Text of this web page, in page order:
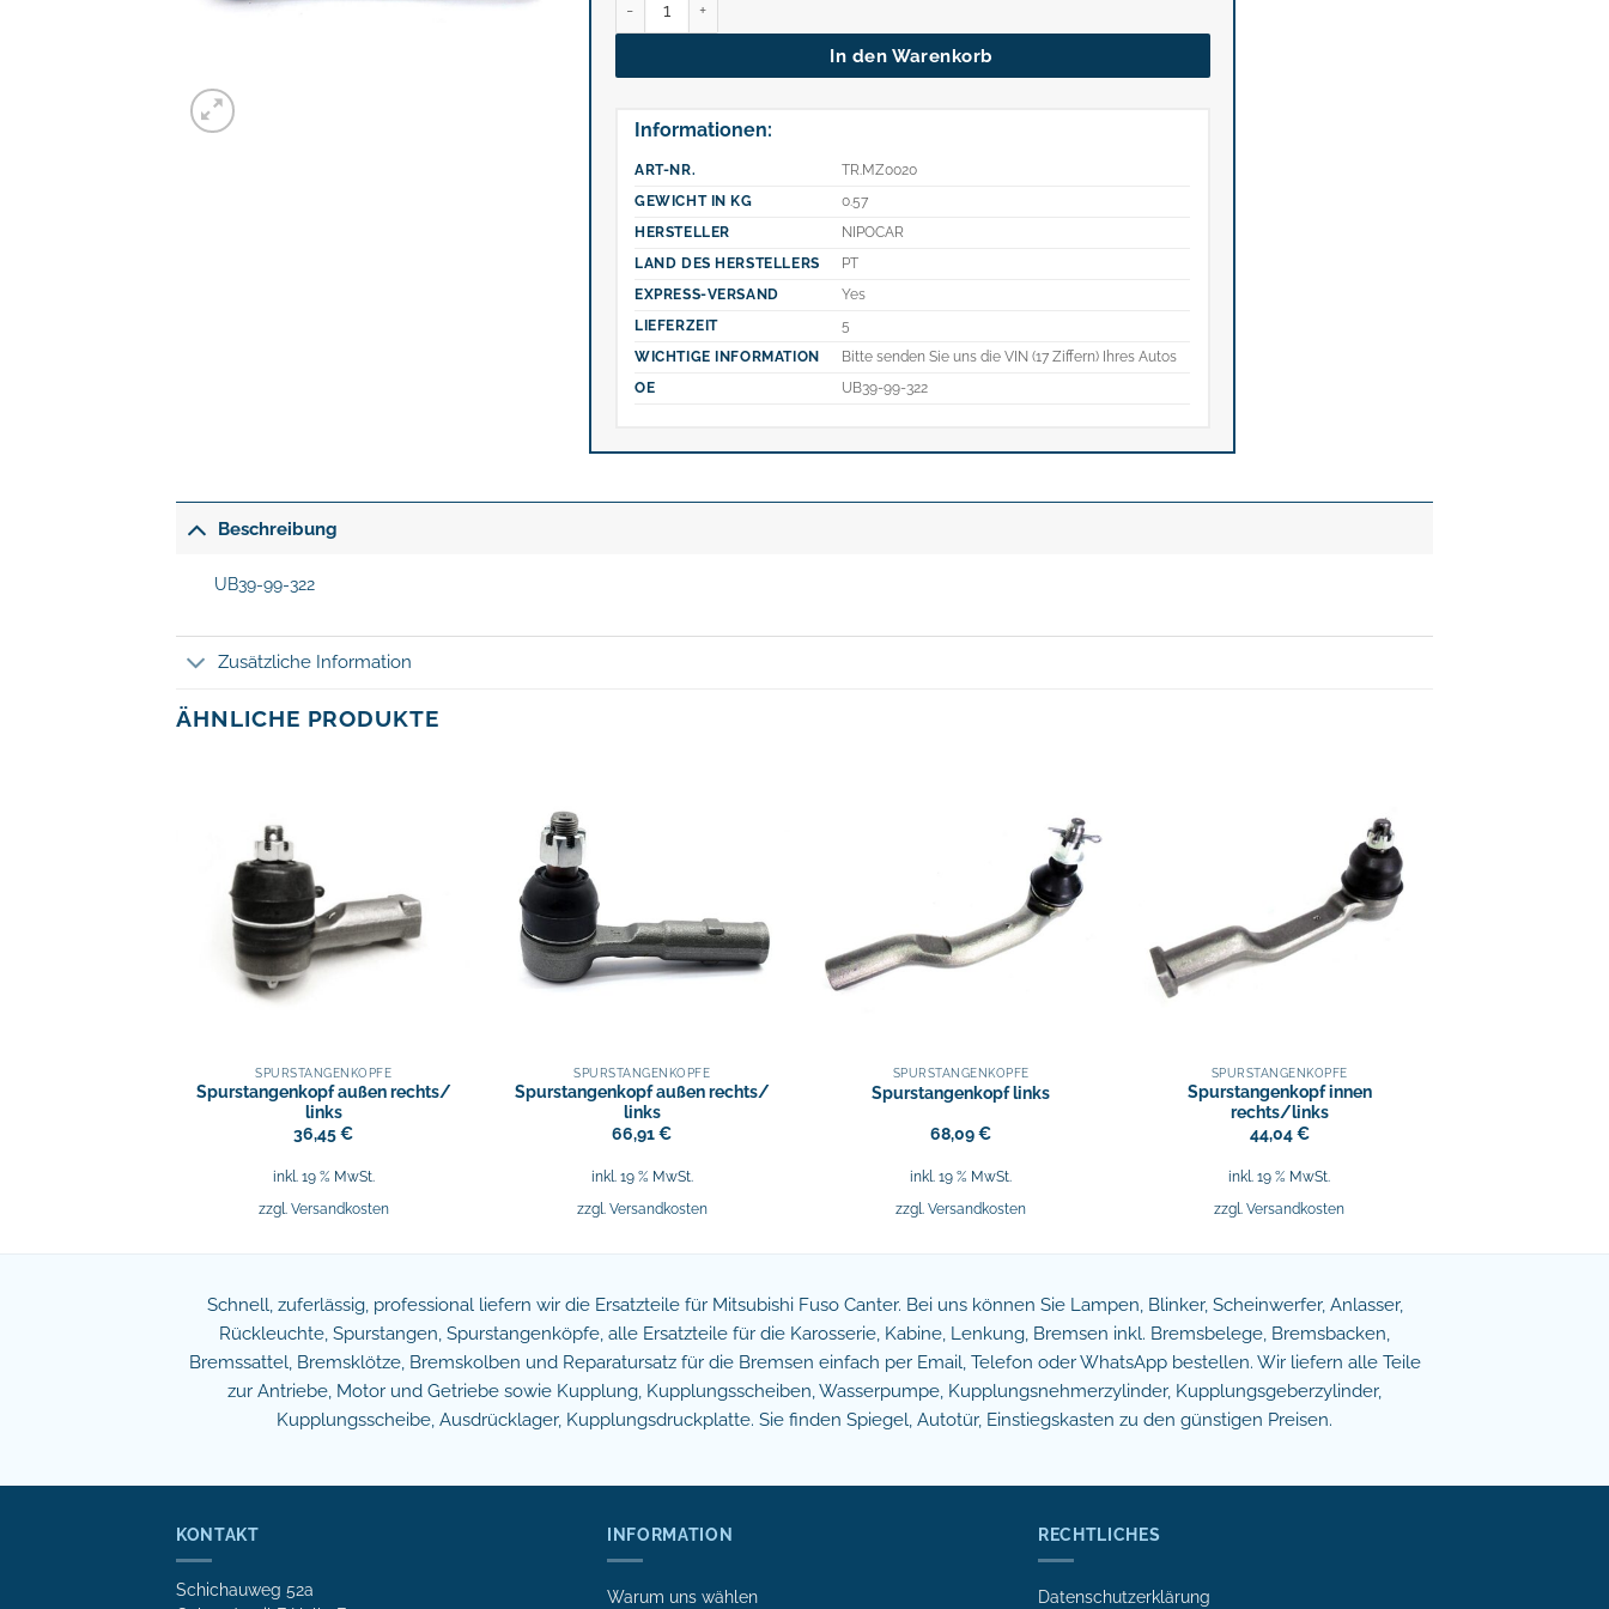
In den Warenkorb
Informationen:
ART-NR.
TR.MZ0020
GEWICHT IN KG
0.57
HERSTELLER
NIPOCAR
LAND DES HERSTELLERS
PT
EXPRESS-VERSAND
Yes
LIEFERZEIT
5
WICHTIGE INFORMATION
Bitte senden Sie uns die VIN (17 Ziffern) Ihres Autos
OE
UB39-99-322
Beschreibung
UB39-99-322
Zusätzliche Information
ÄHNLICHE PRODUKTE
SPURSTANGENKÖPFE
Spurstangenkopf außen rechts/
links
36,45€
inkl. 19 % MwSt.
zzgl. Versandkosten
SPURSTANGENKÖPFE
Spurstangenkopf außen rechts/
links
66,91€
inkl. 19 % MwSt.
zzgl. Versandkosten
SPURSTANGENKÖPFE
Spurstangenkopf links
68,09€
inkl. 19 % MwSt.
zzgl.Versandkosten
SPURSTANGENKÖPFE
Spurstangenkopf innen
rechts/links
44,04€
inkl. 19 % MwSt.
zzgl.Versandkosten
Schnell, zuferlässig, professional liefern wir die Ersatzteile für Mitsubishi Fuso Canter. Bei uns können Sie Lampen, Blinker, Scheinwerfer, Anlasser,
Rückleuchte, Spurstangen, Spurstangenköpfe, alle Ersatzteile für die Karosserie, Kabine, Lenkung, Bremsen inkl. Bremsbelege, Bremsbacken,
Bremssattel, Bremsklötze, Bremskolben und Reparatursatz für die Bremsen einfach per Email, Telefon oder WhatsApp bestellen. Wir liefern alle Teile
zur Antriebe, Motor und Getriebe sowie Kupplung, Kupplungsscheiben, Wasserpumpe, Kupplungsnehmerzylinder, Kupplungsgeberzylinder,
Kupplungsscheibe, Ausdrücklager, Kupplungsdruckplatte. Sie finden Spiegel, Autotür, Einstiegskasten zu den günstigen Preisen.
KONTAKT
Schichauweg 52a
INFORMATION
Warum uns wählen
RECHTLICHES
Datenschutzerklärung